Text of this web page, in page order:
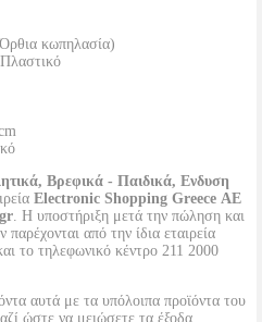
κωπηλασία)
Βρεφικά - Παιδικά, Ενδυση
Electronic Shopping Greece ΑΕ
. Η υποστήριξη μετά την πώληση και
από την ίδια εταιρεία
το τηλεφωνικό κέντρο 211 2000
αυτά με τα υπόλοιπα προϊόντα του
ώστε να μειώσετε τα έξοδα